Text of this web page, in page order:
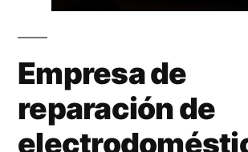
Empresa de
reparación de